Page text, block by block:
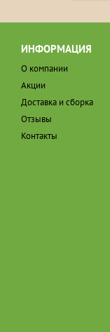
ИНФОРМАЦИЯ
О компании
Акции
Доставка и сборка
Отзывы
Контакты